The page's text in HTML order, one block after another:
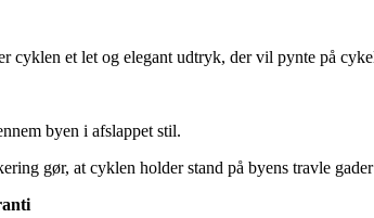
et let og elegant udtryk, der vil pynte på
byen i afslappet stil.
gør, at cyklen holder stand på byens travle